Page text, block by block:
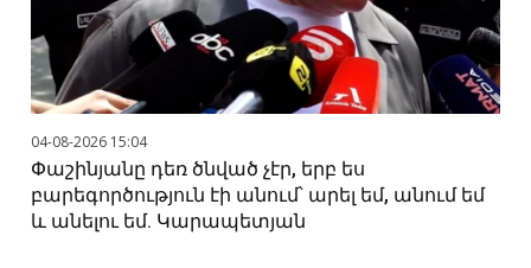
04-08-2026 15:04
Փաշինյանը դեռ ծնված չէր, երբ ես
բարեգործություն էի անում՝ արել եմ, անում եմ
և անելու եմ. Կարապետյան